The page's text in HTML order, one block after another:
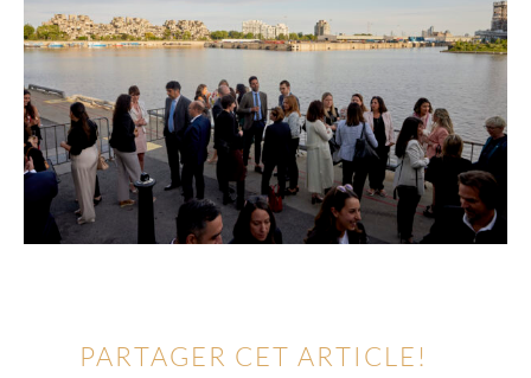
PARTAGER CET ARTICLE!